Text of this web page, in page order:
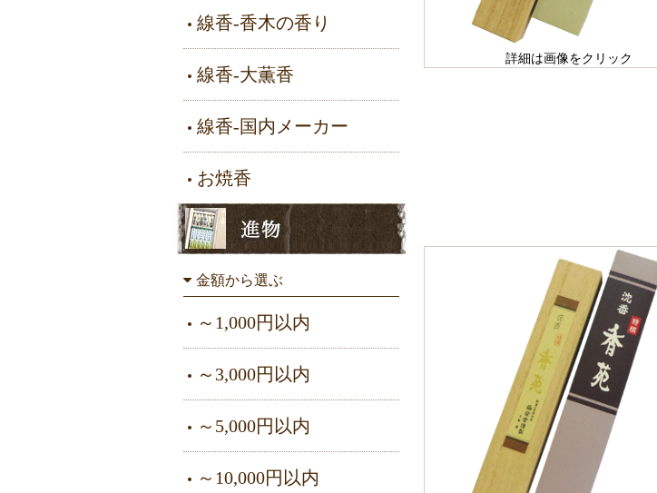
線香-香木の香り
線香-大薫香
線香-国内メーカー
お焼香
金額から選ぶ
～1,000円以内
～3,000円以内
～5,000円以内
～10,000円以内
詳細は画像をクリック